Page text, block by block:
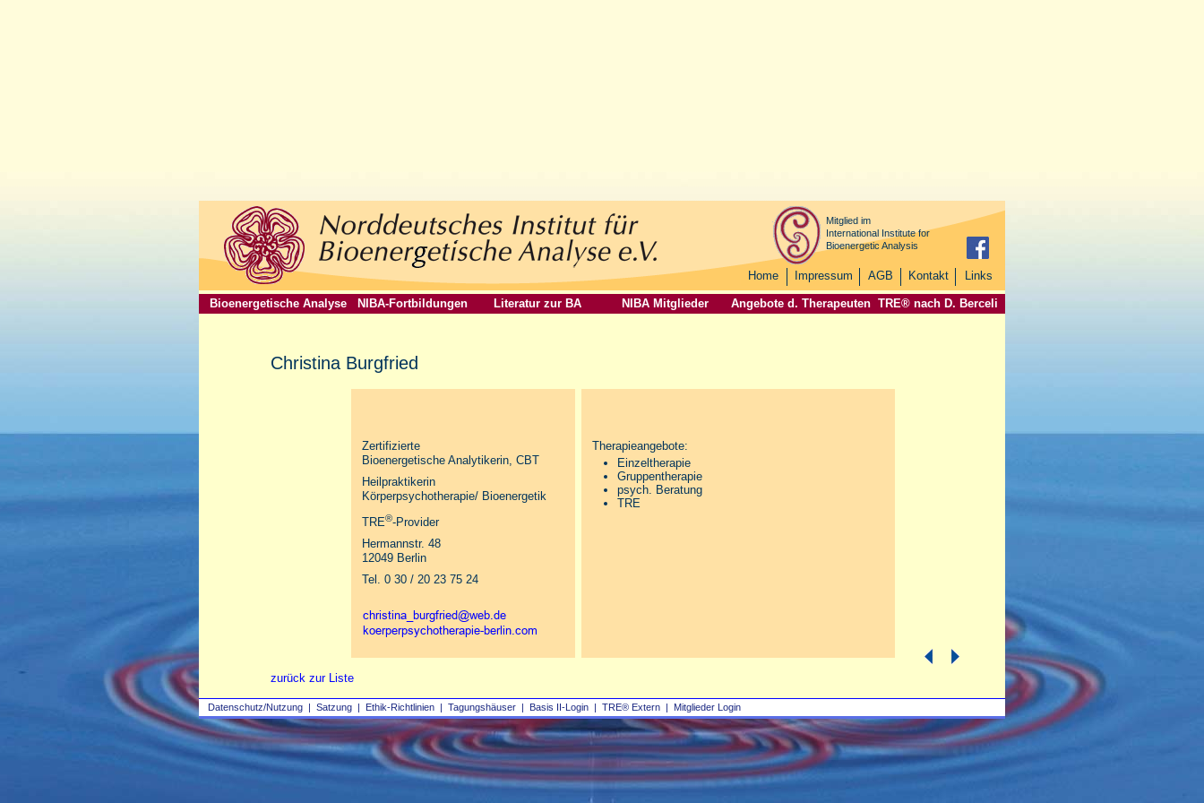
Datenschutz/Nutzung | Satzung | Ethik-Richtlinien | Tagungshäuser | Basis II‑Login | TRE® Extern | Mitglieder Login
Mitglied im
International Institute for
Bioenergetic Analysis
Home Impressum AGB Kontakt Links
Bioenergetische Analyse NIBA-Fortbildungen Literatur zur BA NIBA Mitglieder Angebote d. Therapeuten TRE® nach D. Berceli
Christina Burgfried
zurück zur Liste
Zertifizierte
Bioenergetische Analytikerin, CBT
Heilpraktikerin
Körperpsychotherapie/ Bioenergetik
TRE®‑Provider
Hermannstr. 48
12049 Berlin
Tel. 0 30 / 20 23 75 24
Therapieangebote:
Einzeltherapie
Gruppentherapie
psych. Beratung
TRE